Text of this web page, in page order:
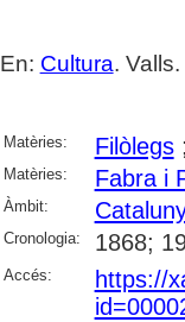
En: Cultura.
Matèries: Filòlegs;
Matèries: Fabra i
Àmbit:
Cronologia: 1868;
Accés:
https://